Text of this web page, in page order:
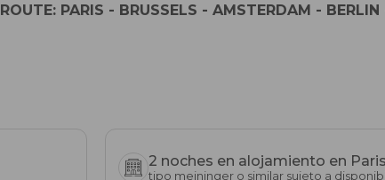
ROUTE: PARIS - BRUSSELS - AMSTERDAM -
2 noches en alojamiento en Paris
tipo meininger o similar sujeto a